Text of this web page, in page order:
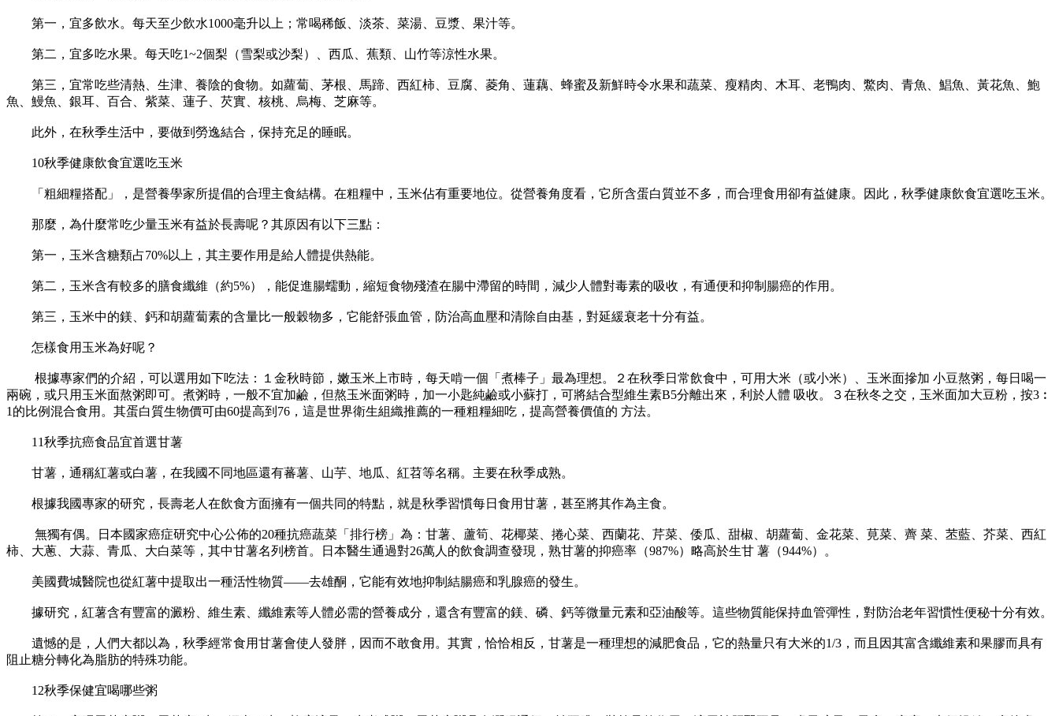
第一，宜多飲水。每天至少飲水1000毫升以上；常喝稀飯、淡茶、菜湯、豆漿、果汁等。
第二，宜多吃水果。每天吃1~2個梨（雪梨或沙梨）、西瓜、蕉類、山竹等涼性水果。
第三，宜常吃些清熱、生津、養陰的食物。如蘿蔔、茅根、馬蹄、西紅柿、豆腐、菱角、蓮藕、蜂蜜及新鮮時令水果和蔬菜、瘦精肉、木耳、老鴨肉、鱉肉、青魚、鯧魚、黃花魚、鮑
魚、鰻魚、銀耳、百合、紫菜、蓮子、芡實、核桃、烏梅、芝麻等。
此外，在秋季生活中，要做到勞逸結合，保持充足的睡眠。
10秋季健康飲食宜選吃玉米
「粗細糧搭配」，是營養學家所提倡的合理主食結構。在粗糧中，玉米佔有重要地位。從營養角度看，它所含蛋白質並不多，而合理食用卻有益健康。因此，秋季健康飲食宜選吃玉米。
那麼，為什麼常吃少量玉米有益於長壽呢？其原因有以下三點：
第一，玉米含糖類占70%以上，其主要作用是給人體提供熱能。
第二，玉米含有較多的膳食纖維（約5%），能促進腸蠕動，縮短食物殘渣在腸中滯留的時間，減少人體對毒素的吸收，有通便和抑制腸癌的作用。
第三，玉米中的鎂、鈣和胡蘿蔔素的含量比一般穀物多，它能舒張血管，防治高血壓和清除自由基，對延緩衰老十分有益。
怎樣食用玉米為好呢？
根據專家們的介紹，可以選用如下吃法：１金秋時節，嫩玉米上市時，每天啃一個「煮棒子」最為理想。２在秋季日常飲食中，可用大米（或小米）、玉米面摻加 小豆熬粥，每日喝一
兩碗，或只用玉米面熬粥即可。煮粥時，一般不宜加鹼，但熬玉米面粥時，加一小匙純鹼或小蘇打，可將結合型維生素B5分離出來，利於人體 吸收。３在秋冬之交，玉米面加大豆粉，按3︰
1的比例混合食用。其蛋白質生物價可由60提高到76，這是世界衛生組織推薦的一種粗糧細吃，提高營養價值的 方法。
11秋季抗癌食品宜首選甘薯
甘薯，通稱紅薯或白薯，在我國不同地區還有蕃薯、山芋、地瓜、紅苕等名稱。主要在秋季成熟。
根據我國專家的研究，長壽老人在飲食方面擁有一個共同的特點，就是秋季習慣每日食用甘薯，甚至將其作為主食。
無獨有偶。日本國家癌症研究中心公佈的20種抗癌蔬菜「排行榜」為：甘薯、蘆筍、花椰菜、捲心菜、西蘭花、芹菜、倭瓜、甜椒、胡蘿蔔、金花菜、莧菜、薺 菜、苤藍、芥菜、西紅
柿、大蔥、大蒜、青瓜、大白菜等，其中甘薯名列榜首。日本醫生通過對26萬人的飲食調查發現，熟甘薯的抑癌率（987%）略高於生甘 薯（944%）。
美國費城醫院也從紅薯中提取出一種活性物質——去雄酮，它能有效地抑制結腸癌和乳腺癌的發生。
據研究，紅薯含有豐富的澱粉、維生素、纖維素等人體必需的營養成分，還含有豐富的鎂、磷、鈣等微量元素和亞油酸等。這些物質能保持血管彈性，對防治老年習慣性便秘十分有效。
遺憾的是，人們大都以為，秋季經常食用甘薯會使人發胖，因而不敢食用。其實，恰恰相反，甘薯是一種理想的減肥食品，它的熱量只有大米的1/3，而且因其富含纖維素和果膠而具有
阻止糖分轉化為脂肪的特殊功能。
12秋季保健宜喝哪些粥